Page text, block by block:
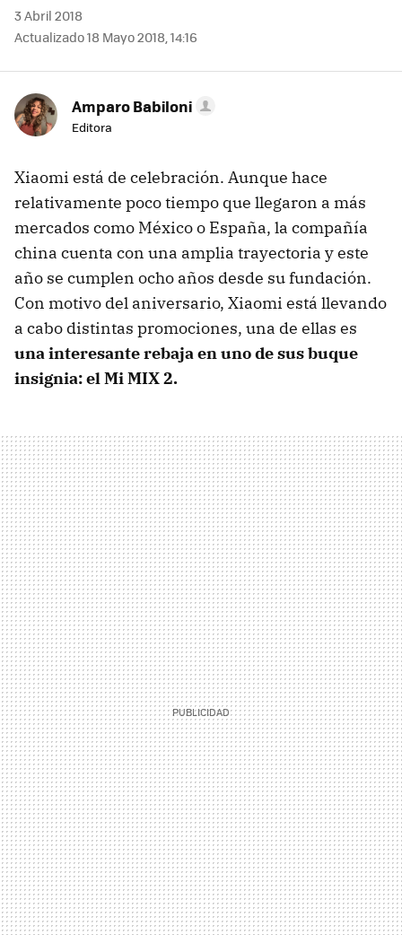
3 Abril 2018
Actualizado 18 Mayo 2018, 14:16
Amparo Babiloni
Editora
Xiaomi está de celebración. Aunque hace
relativamente poco tiempo que llegaron a más
mercados como México o España, la compañía
china cuenta con una amplia trayectoria y este
año se cumplen ocho años desde su fundación.
Con motivo del aniversario, Xiaomi está llevando
a cabo distintas promociones, una de ellas es
una interesante rebaja en uno de sus buque
insignia: el Mi MIX 2.